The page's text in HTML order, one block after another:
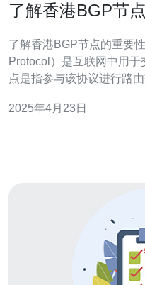
了解香港BGP节
了解香港BGP节点的重要性 BGP（Border Gateway
Protocol）是互联网中用
点是指参与该协议进行路
区的网络通信起到至关重要的作用。 香
2025年4月23日